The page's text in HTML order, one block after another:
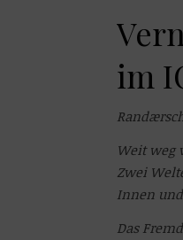
im
Weit weg
Zwei
Innen
Das